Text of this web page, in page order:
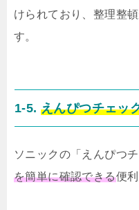
けられており、整理整
す。
1-5. えんぴつチェッ
ソニックの「えんぴつチ
を簡単に確認できる便